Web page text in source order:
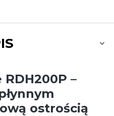
–
ostrością